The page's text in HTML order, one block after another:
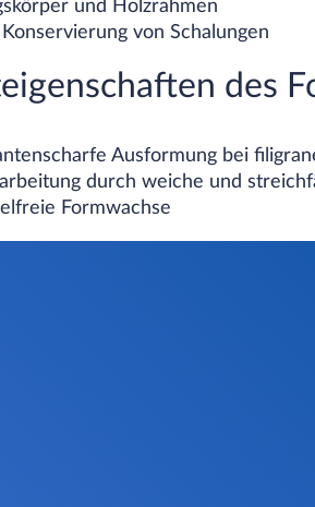
und Holzrahmen
von Schalungen
des
Ausformung bei
durch weiche und
Formwachse